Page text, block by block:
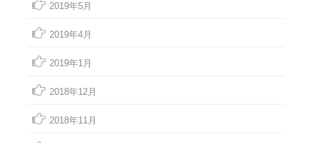
2019年5月
2019年4月
2019年1月
2018年12月
2018年11月